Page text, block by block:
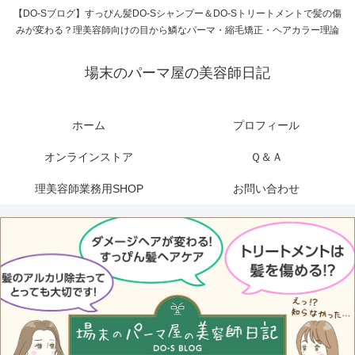
【DO-Sブログ】すっぴん髪DO-Sシャンプー＆DO-Sトリートメントで髪の傷
みが変わる？理美容師向けの目から鱗なパーマ・縮毛矯正・ヘアカラー理論
場末のパーマ屋の美容師日記
ホーム プロフィール
オンラインストア Ｑ＆Ａ
理美容師業務用SHOP お問い合わせ